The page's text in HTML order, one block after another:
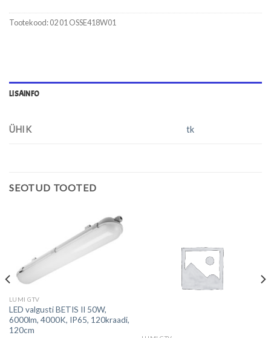
Tootekood:02 01 OSSE418W01
LISAINFO
ÜHIK tk
SEOTUD TOOTED
LUMI GTV
LED valgusti BETIS II 50W,
6000lm, 4000K, IP65, 120kraadi,
120cm